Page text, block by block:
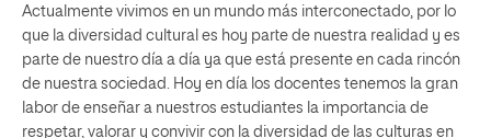
Actualmente vivimos en un mundo más interconectado, por lo
que la diversidad cultural es hoy parte de nuestra realidad y es
parte de nuestro día a día ya que está presente en cada rincón
de nuestra sociedad. Hoy en día los docentes tenemos la gran
labor de enseñar a nuestros estudiantes la importancia de
respetar, valorar y convivir con la diversidad de las culturas en